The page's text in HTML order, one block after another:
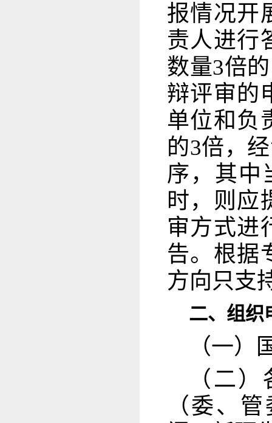
报情况开
责人进行
数量3倍
辩评审的
单位和负
的3倍，
序，其中
时，则应
审方式进
告。根据
方向只支
二、组织
（一
（二
（委、